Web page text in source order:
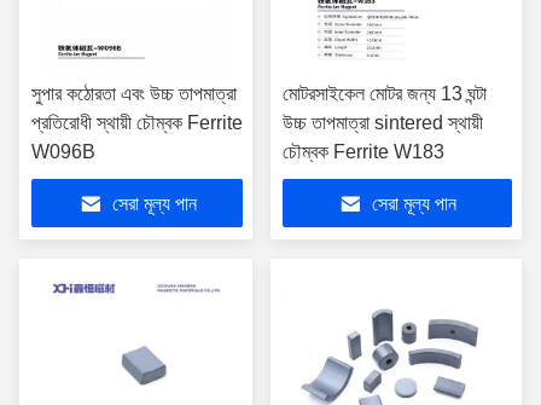
সুপার কঠোরতা এবং উচ্চ তাপমাত্রা
প্রতিরোধী স্থায়ী চৌম্বক Ferrite
W096B
সেরা মূল্য পান
মোটরসাইকেল মোটর জন্য 13 ঘন্টা
উচ্চ তাপমাত্রা sintered স্থায়ী
চৌম্বক Ferrite W183
সেরা মূল্য পান